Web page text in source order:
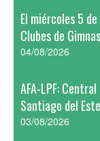
El miércoles 5
Clubes de
04/08/2026
AFA-LPF:
Santiago del
03/08/2026